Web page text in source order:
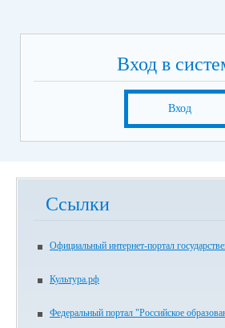
Вход в
Вход
Ссылки
Официальный интернет-портал
Культура.рф
Федеральный портал "Российское